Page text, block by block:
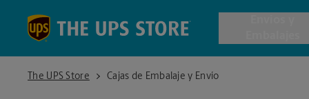
The UPS Store
The UPS Store NormanCajas de Embalaje y Envío